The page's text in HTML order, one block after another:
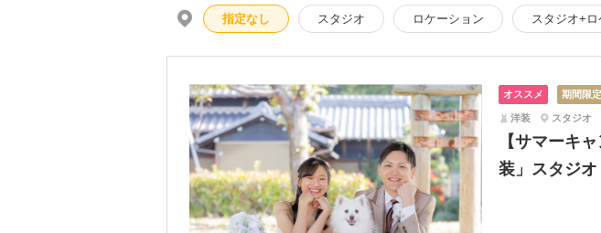
指定なし スタジオ ロケーション スタジオ+
オススメ 期間限定
洋装 スタジオ
【サマーキ
装」スタジ